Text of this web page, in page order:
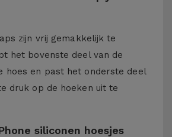
zijn vrij gemakkelijk te
het bovenste deel van de
hoes en past het onderste deel
druk op de hoeken uit te
siliconen hoesjes